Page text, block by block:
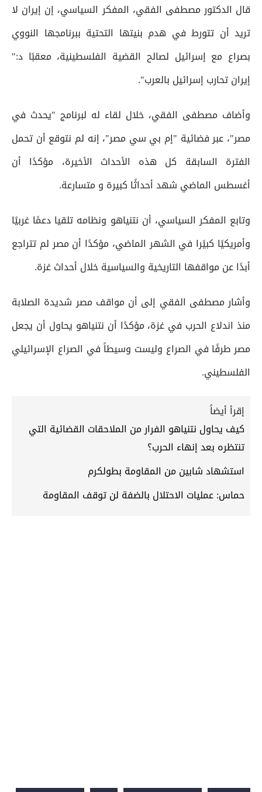
قال الدكتور مصطفى الفقي، المفكر السياسي، إن إيران لا
تريد أن تتورط في هدم بنيتها التحتية ببرنامجها النووي
بصراع مع إسرائيل لصالح القضية الفلسطينية، معقبًا د:"
إيران تحارب إسرائيل بالعرب".
وأضاف مصطفى الفقي، خلال لقاء له لبرنامج "يحدث في
مصر"، عبر فضائية "إم بي سي مصر"، إنه لم نتوقع أن تحمل
الفترة السابقة كل هذه الأحداث الأخيرة، مؤكدًا أن
أغسطس الماضي شهد أحداثًا كبيرة و متسارعة.
وتابع المفكر السياسي، أن نتنياهو ونظامه تلقيا دعمًا غربيًا
وأمريكيًا كبيًرا في الشهر الماضي، مؤكدًا أن مصر لم تتراجع
أبدًا عن مواقفها التاريخية والسياسية خلال أحداث غزة.
وأشار مصطفى الفقي إلى أن مواقف مصر شديدة الصلابة
منذ اندلاع الحرب في غزة، مؤكدًا أن نتنياهو يحاول أن يجعل
مصر طرفًا في الصراع وليست وسيطاً في الصراع الإسرائيلي
الفلسطيني.
إقرأ أيضاً
كيف يحاول نتنياهو الفرار من الملاحقات القضائية التي
تنتظره بعد إنهاء الحرب؟
استشهاد شابين من المقاومة بطولكرم
حماس: عمليات الاحتلال بالضفة لن توقف المقاومة